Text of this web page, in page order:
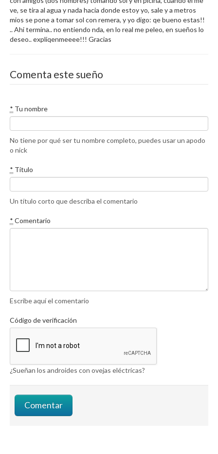
ve, se tira al agua y nada hacia donde estoy yo, sale y a metros
mios se pone a tomar sol con remera, y yo digo: qe bueno estas!!
.. Ahi termina.. no entiendo nda, en lo real me peleo, en sueños lo
deseo.. expliqenmeeee!!! Gracias
Comenta este sueño
* Tu nombre
No tiene por qué ser tu nombre completo, puedes usar un apodo
o nick
* Título
Un título corto que describa el comentario
* Comentario
Escribe aquí el comentario
Código de verificación
¿Sueñan los androides con ovejas eléctricas?